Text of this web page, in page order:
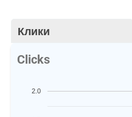
Клики
Clicks
2.0